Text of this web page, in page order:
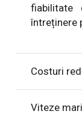
fiabilitate
întreținere
Costuri
Viteze